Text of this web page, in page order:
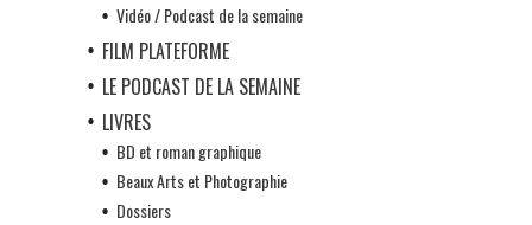
Vidéo / Podcast de la semaine
FILM PLATEFORME
LE PODCAST DE LA SEMAINE
LIVRES
BD et roman graphique
Beaux Arts et Photographie
Dossiers